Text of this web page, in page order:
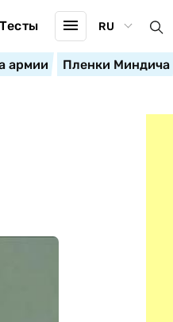
Тесты RU
армии Пленки Миндича